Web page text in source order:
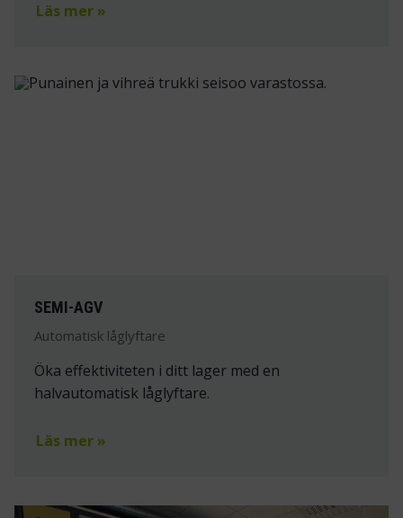
Läs mer »
SEMI-AGV
Automatisk låglyftare
Öka effektiviteten i ditt lager med en
halvautomatisk låglyftare.
Läs mer »